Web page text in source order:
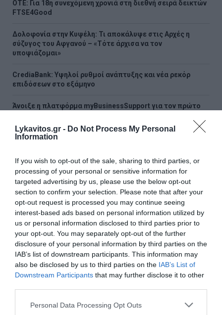
Lykavitos.gr - Do Not Process My Personal
Information
If you wish to opt-out of the sale, sharing to third parties, or
processing of your personal or sensitive information for
targeted advertising by us, please use the below opt-out
section to confirm your selection. Please note that after your
opt-out request is processed you may continue seeing
interest-based ads based on personal information utilized by
us or personal information disclosed to third parties prior to
your opt-out. You may separately opt-out of the further
disclosure of your personal information by third parties on the
IAB’s list of downstream participants. This information may
also be disclosed by us to third parties on the IAB’s List of
Downstream Participants that may further disclose it to other
Please note that this website/app uses one or more Google
Personal Data Processing Opt Outs
ΟΤΕ: Για 18η συνεχόμενη χρονιά στη διεθνή σειρά δεικτών
FTSE4Good
Δολοφονία στην Κυψέλη: Τι αποκάλυψε στις Αρχές η
σύζυγος του Αφγανού – «Τότε άρχισα να τον
υποψιάζομαι»
CrediaBank: Υψηλοί ρυθμοί ανάπτυξης και νέα ρεκόρ
επιδόσεων στο εξάμηνο
Άνοιξε η πλατφόρμα myBusinessSupport για τον πρώτο
της Σαμοθράκης
διαβάστε ακόμη